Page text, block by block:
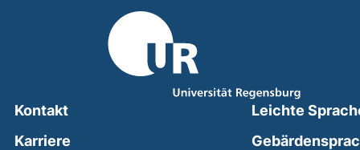
Kontakt
Karriere
Leichte